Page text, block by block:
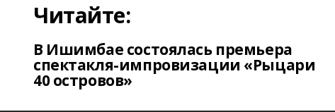
Читайте:
В Ишимбае состоялась премьера
спектакля-импровизации «Рыцари
40 островов»